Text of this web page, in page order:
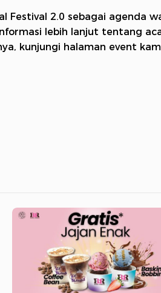
Festival 2.0 sebagai agenda
lebih lanjut tentang
kunjungi halaman event